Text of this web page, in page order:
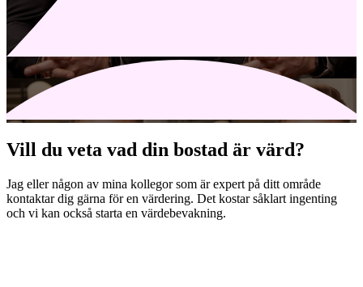
Vill du veta vad din bostad är värd?
Jag eller någon av mina kollegor som är expert på ditt område
kontaktar dig gärna för en värdering. Det kostar såklart ingenting
och vi kan också starta en värdebevakning.